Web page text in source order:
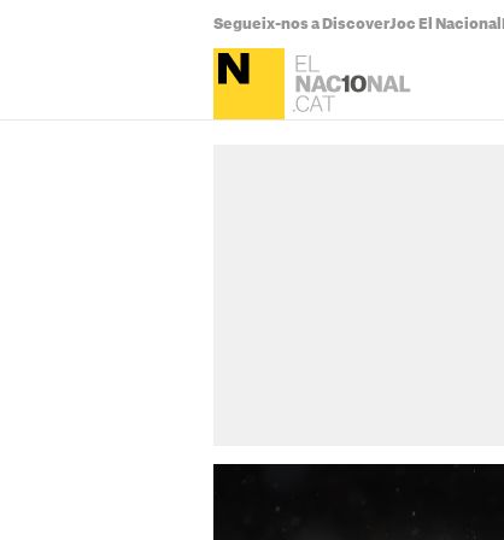
Segueix-nos a DiscoverJoc El Nacional